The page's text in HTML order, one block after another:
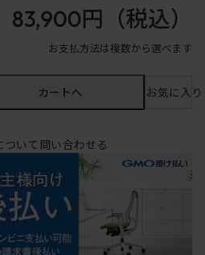
83,900円 （税込）
お支払方法は複数から選べます
カートへ お気に入
ついて問い合わせる